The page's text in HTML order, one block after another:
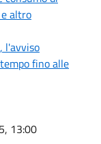
altro
l'avviso
fino alle
13:00